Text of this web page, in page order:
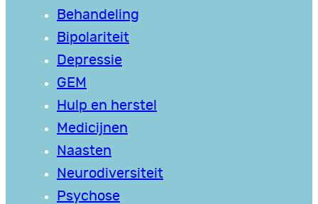
Behandeling
Bipolariteit
Depressie
GEM
Hulp en herstel
Medicijnen
Naasten
Neurodiversiteit
Psychose